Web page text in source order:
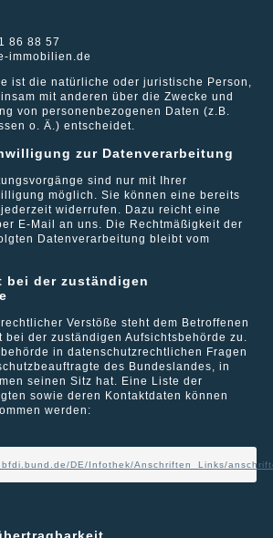
Verwaltungsgebühr ist immer ein
günstigen Angeboten später zu
führen können.
an oder schreiben Sie uns eine
Sie doch gleich unverbindlich und
an, das Sie per
anfordern
OK
OK
der CityGate bin ich seit Anbeginn
zufrieden. Ich kann CityGate als
to anyone wishing to invest in
I have found is excellent and I hope this
grows.”
UK.
bestehenden Mieterkonten geklärt und
genießen Sie in höchstem Maße.
wir empfehlen, Sie mit der
OK
oder Sperrung der Nutzung von
allgemeinen Gesetzen bleiben hiervon
einer konkreten Rechtsverletzung
von entsprechenden
wir diese Inhalte umgehend
Links zu externen Websites Dritter, auf
Einfluss haben. Deshalb können wir für
auch keine Gewähr übernehmen. Für die
Seiten ist stets der jeweilige Anbieter oder
Die verlinkten Seiten
der Verlinkung auf mögliche
Rechtswidrige Inhalte waren zum
nicht erkennbar.
Kontrolle der verlinkten Seiten ist
Anhaltspunkte einer Rechtsverletzung
von Rechtsverletzungen
umgehend entfernen.
erstellten Inhalte und Werke auf
dem deutschen Urheberrecht. Die
Verbreitung und jede Art der
der Grenzen des Urheberrechtes
und Kopien dieser Seite sind nur für
Gebrauch gestattet.
dieser Seite nicht vom Betreiber erstellt
Inhalte Dritter als solche gekennzeichnet.
eine Urheberrechtsverletzung
86 88 57
immobilien.de
ist die natürliche oder juristische Person,
mit anderen über die Zwecke und
von personenbezogenen Daten (z.B.
o. Ä.) entscheidet.
zur Datenverarbeitung
sind nur mit Ihrer
möglich. Sie können eine bereits
widerrufen. Dazu reicht eine
E-Mail an uns. Die Rechtmäßigkeit der
Datenverarbeitung bleibt vom
bei der zuständigen
Verstöße steht dem Betroffenen
bei der zuständigen Aufsichtsbehörde zu.
in datenschutzrechtlichen Fragen
des Bundeslandes, in
seinen Sitz hat. Eine Liste der
sowie deren Kontaktdaten können
werden:
DE/Infothek/Anschriften_Links/